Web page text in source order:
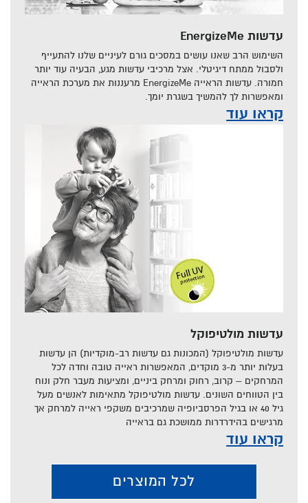
עדשות EnergizeMe
השימוש הרב שאנו עושים במסכים גורם לעיניים שלנו להתעייף
ולסבול ממתח דיגיטלי. אצל מרכיבי עדשות מגע, הבעיה עוד יותר
חמורה. עדשות הראייה EnergizeMe מרעננות את מערכת הראייה
ומאפשרות לך להמשיך בשגרת יומך.
קראו עוד
עדשות מולטיפוקל
עדשות מולטיפוקל (המכונות גם עדשות רב-מוקדיות) הן עדשות
בעלות יותר מ-3 מוקדים, המאפשרות ראייה טובה וחדה לכל
המרחקים – קרוב, רחוק ומרחק ביניים, ומציעות מעבר חלק ונוח
בין הטווחים השונים. עדשות מולטיפוקל מתאימות לאנשים מעל
גיל 40 או בגיל הפרסביופיה שמרכיבים משקפי ראייה למרחק אך
מרגישים בהידרדרות ממושכת גם בראייה
קראו עוד
לכל המוצרים